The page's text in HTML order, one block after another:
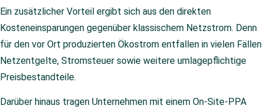
Ein zusätzlicher Vorteil ergibt sich aus den direkten
Kosteneinsparungen gegenüber klassischem Netzstrom. Denn
für den vor Ort produzierten Ökostrom entfallen in vielen Fällen
Netzentgelte, Stromsteuer sowie weitere umlagepflichtige
Preisbestandteile.
Darüber hinaus tragen Unternehmen mit einem On-Site-PPA